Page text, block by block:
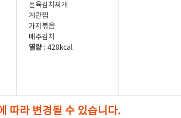
돈육김치찌개
계란찜
가지볶음
배추김치
열량 : 428kcal
따라 변경될 수 있습니다.